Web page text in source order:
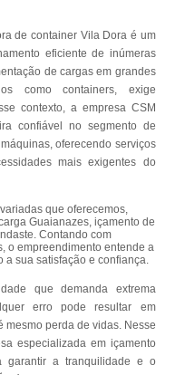
de container Vila Dora é um
eficiente de inúmeras
de cargas em grandes
como containers, exige
contexto, a empresa CSM
confiável no segmento de
oferecendo serviços
mais exigentes do
que oferecemos,
Guaianazes, içamento de
Contando com
o empreendimento entende a
sua satisfação e confiança.
que demanda extrema
erro pode resultar em
mesmo perda de vidas. Nesse
especializada em içamento
garantir a tranquilidade e o